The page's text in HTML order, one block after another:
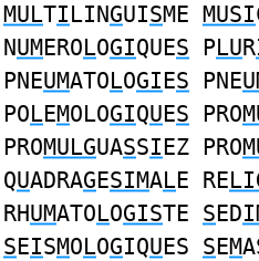
MULTILINGUISME MUSI
NUMEROLOGIQUES PLUR
PNEUMATOLOGIES PNE
POLEMOLOGIQUES PRO
PROMULGUASSIEZ PRO
QUADRAGESIMALE RE
RHUMATOLOGISTE SED
SEISMOLOGIQUES SEM